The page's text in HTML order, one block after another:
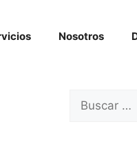
Nosotros
Buscar: